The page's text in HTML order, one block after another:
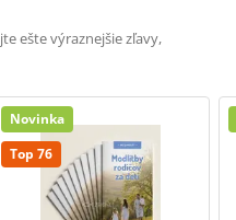
ešte výraznejšie zľavy,
Novinka
Top 76